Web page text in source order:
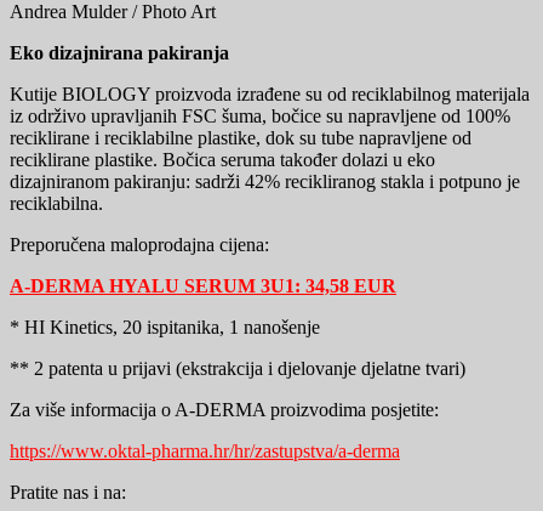
Andrea Mulder / Photo Art
Eko dizajnirana pakiranja
Kutije BIOLOGY proizvoda izrađene su od reciklabilnog materijala
iz održivo upravljanih FSC šuma, bočice su napravljene od 100%
reciklirane i reciklabilne plastike, dok su tube napravljene od
reciklirane plastike. Bočica seruma također dolazi u eko
dizajniranom pakiranju: sadrži 42% recikliranog stakla i potpuno je
reciklabilna.
Preporučena maloprodajna cijena:
A-DERMA HYALU SERUM 3U1: 34,58 EUR
* HI Kinetics, 20 ispitanika, 1 nanošenje
** 2 patenta u prijavi (ekstrakcija i djelovanje djelatne tvari)
Za više informacija o A-DERMA proizvodima posjetite:
https://www.oktal-pharma.hr/hr/zastupstva/a-derma
Pratite nas i na: